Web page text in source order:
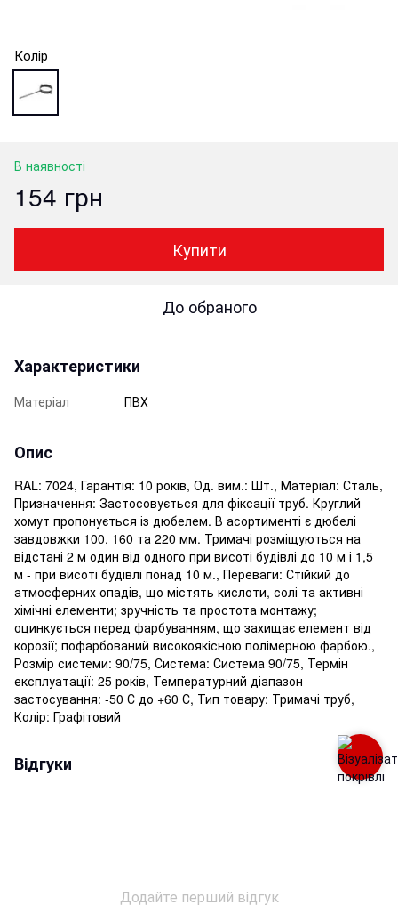
Колір
В наявності
154 грн
Купити
До обраного
Характеристики
Матеріал ПВХ
Опис
RAL: 7024, Гарантія: 10 років, Од. вим.: Шт., Матеріал: Сталь,
Призначення: Застосовується для фіксації труб. Круглий
хомут пропонується із дюбелем. В асортименті є дюбелі
завдовжки 100, 160 та 220 мм. Тримачі розміщуються на
відстані 2 м один від одного при висоті будівлі до 10 м і 1,5
м - при висоті будівлі понад 10 м., Переваги: ​​Стійкий до
атмосферних опадів, що містять кислоти, солі та активні
хімічні елементи; зручність та простота монтажу;
оцинкується перед фарбуванням, що захищає елемент від
корозії; пофарбований високоякісною полімерною фарбою.,
Розмір системи: 90/75, Система: Система 90/75, Термін
експлуатації: 25 років, Температурний діапазон
застосування: -50 С до +60 С, Тип товару: Тримачі труб,
Колір: Графітовий
Відгуки
Додайте перший відгук